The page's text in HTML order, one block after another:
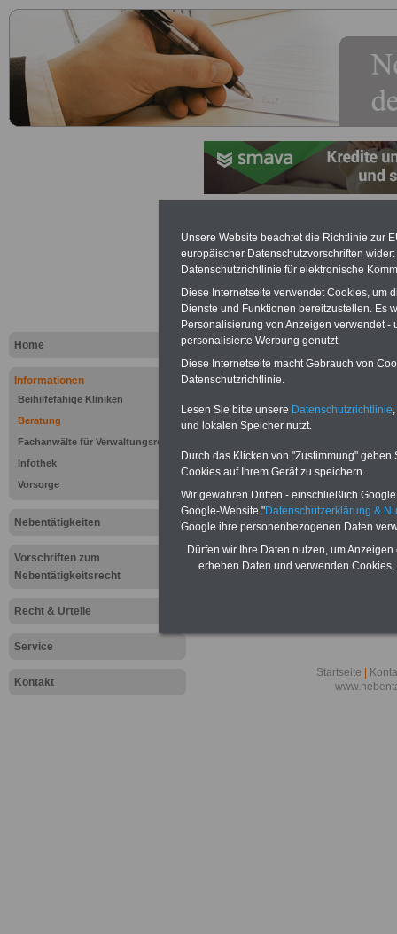
Home
Informationen
Beihilfefähige Kliniken
Beratung
Fachanwälte für Verwaltungsrecht
Infothek
Vorsorge
Nebentätigkeiten
Vorschriften zum
Nebentätigkeitsrecht
Recht & Urteile
Service
Kontakt
Lexikon
Werbung mit Banner bzw.
Monate können Sie einen
Website
frauen-im-
Interesse, einfach dieses
O
Oder-Depot
Startseite
Unsere Website beachtet die Richtlinie zur
europäischer Datenschutzvorschriften
Datenschutzrichtlinie für elektronische
Diese Internetseite verwendet Cookies, um
Dienste und Funktionen bereitzustellen. Es
Personalisierung von Anzeigen verwendet
personalisierte Werbung genutzt.
Diese Internetseite macht Gebrauch von
Datenschutzrichtlinie.
Lesen Sie bitte unsere Datenschutzrichtlinie
und lokalen Speicher nutzt.
Durch das Klicken von "Zustimmung"
Cookies auf Ihrem Gerät zu speichern.
Wir gewähren Dritten - einschließlich
Google-Website "Datenschutzerklärung &
Google ihre personenbezogenen Daten
Dürfen wir Ihre Daten nutzen, um
erheben Daten und verwenden